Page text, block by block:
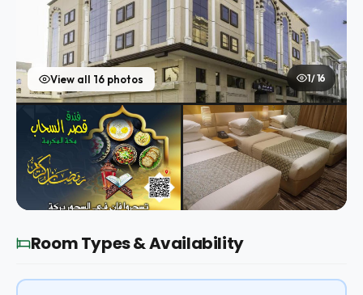
View all 16 photos 1 / 16
Room Types & Availability